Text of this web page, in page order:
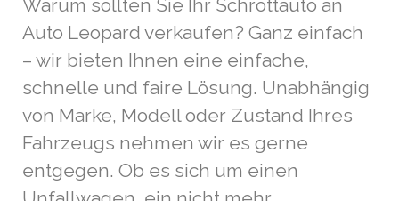
Warum sollten Sie Ihr Schrottauto an
Auto Leopard verkaufen? Ganz einfach
– wir bieten Ihnen eine einfache,
schnelle und faire Lösung. Unabhängig
von Marke, Modell oder Zustand Ihres
Fahrzeugs nehmen wir es gerne
entgegen. Ob es sich um einen